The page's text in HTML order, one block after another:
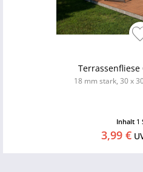
18 mm stark, 30 x
Inhalt 1
3,99 €